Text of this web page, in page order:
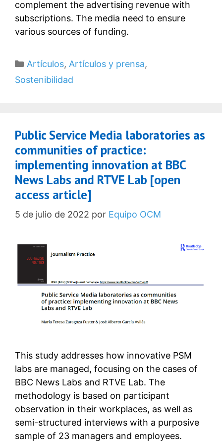
complement the advertising revenue with
subscriptions. The media need to ensure
various sources of funding.
Categorías
Artículos, Artículos y prensa,
Sostenibilidad
Public Service Media laboratories as
communities of practice:
implementing innovation at BBC
News Labs and RTVE Lab [open
access article]
5 de julio de 2022 por Equipo OCM
This study addresses how innovative PSM
labs are managed, focusing on the cases of
BBC News Labs and RTVE Lab. The
methodology is based on participant
observation in their workplaces, as well as
semi-structured interviews with a purposive
sample of 23 managers and employees.